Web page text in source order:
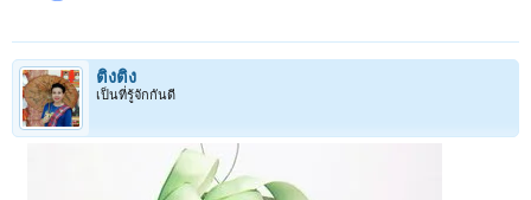
ติงติง
เป็นที่รู้จักกันดี